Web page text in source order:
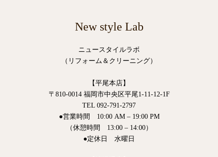
New style Lab
ニュースタイルラボ
（リフォーム＆クリーニング）
【平尾本店】
〒810-0014 福岡市中央区平尾1-11-12-1F
TEL 092-791-2797
●営業時間 10:00 AM – 19:00 PM
（休憩時間 13:00 – 14:00）
●定休日 水曜日